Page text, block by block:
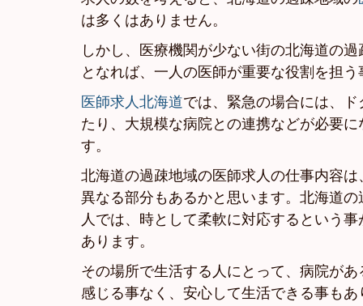
は多くはありません。
しかし、医療機関が少ない街の北海道の
となれば、一人の医師が重要な役割を担
医師求人北海道では、緊急の場合には、
たり、大規模な病院との連携などが必要
す。
北海道の過疎地域の医師求人の仕事内容
異なる部分もあるかと思います。北海道
人では、時として柔軟に対応するという
あります。
その場所で生活する人にとって、病院が
感じる事なく、安心して生活できる事もあ